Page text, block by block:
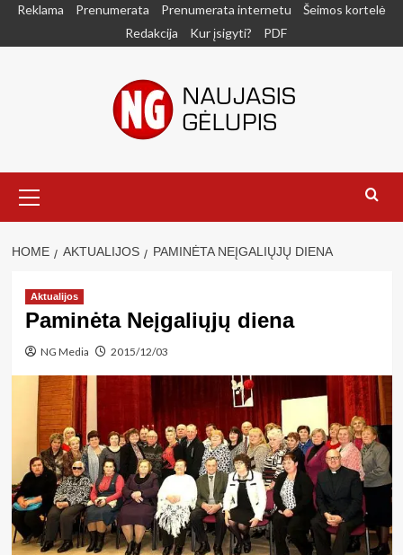
SkipReklama Prenumerata Prenumerata internetu
Šeimos kortelė
Redakcija
Kur įsigyti? PDF
Menu
HOME AKTUALIJOS PAMINĖTA NEĮGALIŲJŲ DIENA
Aktualijos
Paminėta Neįgaliųjų diena
NG Media 2015/12/03